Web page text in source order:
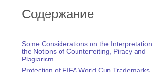
Содержание
Some Considerations on the
the Notions of Counterfeiting, Piracy and
Plagiarism
Protection of FIFA World Cup Trademarks